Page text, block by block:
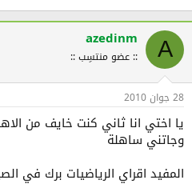
A
azedinm
:: عضو منتسِب ::
28 جوان 2010
يا اختي انا ثاني كنت خايف من
وجاتني ساهلة
المفيد اقراي الرياضيات برك في